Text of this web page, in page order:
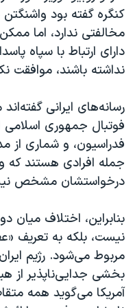
کنگره گفته بود واشنگتن
مخالفتی ندارد، اما
دارای ارتباط با سپاه
نداشته باشند، موافقت
رسانه‌های ایرانی
فوتبال جمهوری اسلامی
فدراسیون، و شماری از
جمله افرادی هستند که
درخواستشان مشخص
بنابراین، اختلاف میان
نیست، بلکه به تعریف
مربوط می‌شود. رژیم
بخشی جدایی‌ناپذیر از
آمریکا می‌گوید همه